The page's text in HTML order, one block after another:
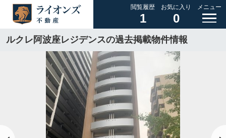
閲覧履歴
1
お気に入り
0
メニュー
ルクレ阿波座レジデンスの過去掲載物件情報